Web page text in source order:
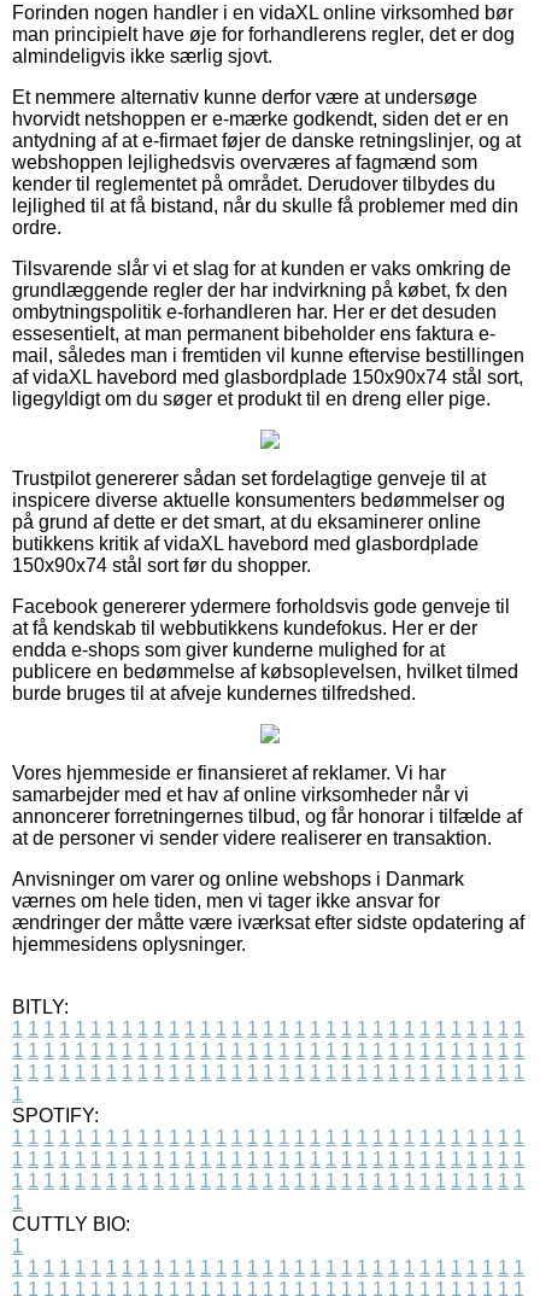
Forinden nogen handler i en vidaXL online virksomhed bør
man principielt have øje for forhandlerens regler, det er dog
almindeligvis ikke særlig sjovt.
Et nemmere alternativ kunne derfor være at undersøge
hvorvidt netshoppen er e-mærke godkendt, siden det er en
antydning af at e-firmaet føjer de danske retningslinjer, og at
webshoppen lejlighedsvis overværes af fagmænd som
kender til reglementet på området. Derudover tilbydes du
lejlighed til at få bistand, når du skulle få problemer med din
ordre.
Tilsvarende slår vi et slag for at kunden er vaks omkring de
grundlæggende regler der har indvirkning på købet, fx den
ombytningspolitik e-forhandleren har. Her er det desuden
essesentielt, at man permanent bibeholder ens faktura e-
mail, således man i fremtiden vil kunne eftervise bestillingen
af vidaXL havebord med glasbordplade 150x90x74 stål sort,
ligegyldigt om du søger et produkt til en dreng eller pige.
Trustpilot genererer sådan set fordelagtige genveje til at
inspicere diverse aktuelle konsumenters bedømmelser og
på grund af dette er det smart, at du eksaminerer online
butikkens kritik af vidaXL havebord med glasbordplade
150x90x74 stål sort før du shopper.
Facebook genererer ydermere forholdsvis gode genveje til
at få kendskab til webbutikkens kundefokus. Her er der
endda e-shops som giver kunderne mulighed for at
publicere en bedømmelse af købsoplevelsen, hvilket tilmed
burde bruges til at afveje kundernes tilfredshed.
Vores hjemmeside er finansieret af reklamer. Vi har
samarbejder med et hav af online virksomheder når vi
annoncerer forretningernes tilbud, og får honorar i tilfælde af
at de personer vi sender videre realiserer en transaktion.
Anvisninger om varer og online webshops i Danmark
værnes om hele tiden, men vi tager ikke ansvar for
ændringer der måtte være iværksat efter sidste opdatering af
hjemmesidens oplysninger.
BITLY:
1 1 1 1 1 1 1 1 1 1 1 1 1 1 1 1 1 1 1 1 1 1 1 1 1 1 1 1 1 1 1 1 1
1 1 1 1 1 1 1 1 1 1 1 1 1 1 1 1 1 1 1 1 1 1 1 1 1 1 1 1 1 1 1 1 1
1 1 1 1 1 1 1 1 1 1 1 1 1 1 1 1 1 1 1 1 1 1 1 1 1 1 1 1 1 1 1 1 1
1
SPOTIFY:
1 1 1 1 1 1 1 1 1 1 1 1 1 1 1 1 1 1 1 1 1 1 1 1 1 1 1 1 1 1 1 1 1
1 1 1 1 1 1 1 1 1 1 1 1 1 1 1 1 1 1 1 1 1 1 1 1 1 1 1 1 1 1 1 1 1
1 1 1 1 1 1 1 1 1 1 1 1 1 1 1 1 1 1 1 1 1 1 1 1 1 1 1 1 1 1 1 1 1
1
CUTTLY BIO:
1
1 1 1 1 1 1 1 1 1 1 1 1 1 1 1 1 1 1 1 1 1 1 1 1 1 1 1 1 1 1 1 1 1
1 1 1 1 1 1 1 1 1 1 1 1 1 1 1 1 1 1 1 1 1 1 1 1 1 1 1 1 1 1 1 1 1